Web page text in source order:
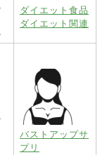
ダイエット食品
ダイエット関連
バストアップサ
プリ